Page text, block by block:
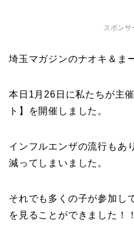
スポンサ
埼玉マガジンのナオキ＆ま
本日1月26日に私たちが主
ト】を開催しました。
インフルエンザの流行もあ
減ってしまいました。
それでも多くの子が参加し
を見ることができました！！